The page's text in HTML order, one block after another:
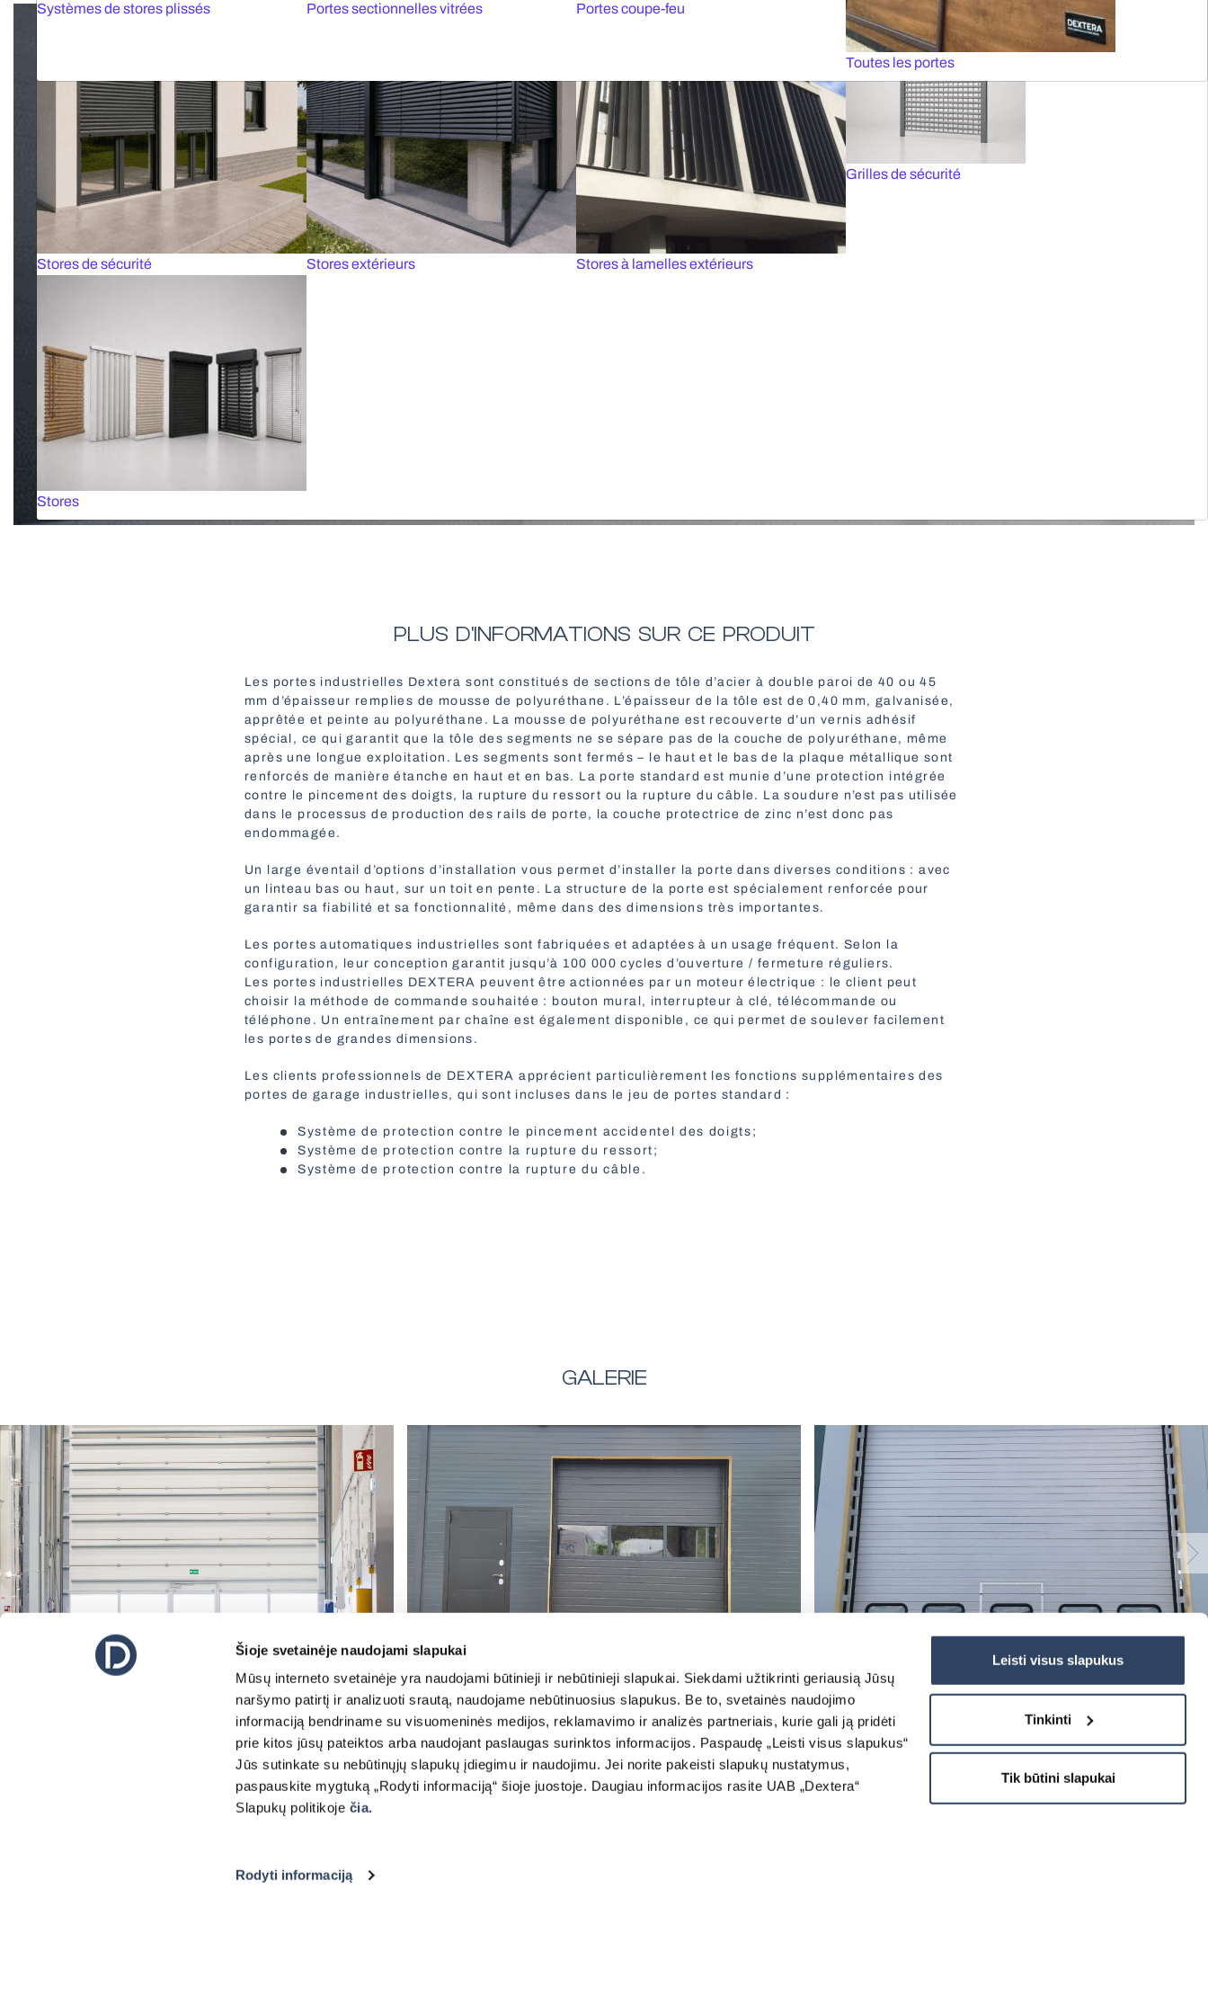
Šioje svetainėje naudojami slapukai
Mūsų interneto svetainėje yra naudojami būtinieji ir nebūtinieji slapukai. Siekdami užtikrinti geriausią Jūsų
naršymo patirtį ir analizuoti srautą, naudojame nebūtinuosius slapukus. Be to, svetainės naudojimo
informaciją bendriname su visuomeninės medijos, reklamavimo ir analizės partneriais, kurie gali ją pridėti
prie kitos jūsų pateiktos arba naudojant paslaugas surinktos informacijos. Paspaudę „Leisti visus slapukus“
Jūs sutinkate su nebūtinųjų slapukų įdiegimu ir naudojimu. Jei norite pakeisti slapukų nustatymus,
paspauskite mygtuką „Rodyti informaciją“ šioje juostoje. Daugiau informacijos rasite UAB „Dextera“
Slapukų politikoje čia.
Rodyti informaciją
Leisti visus slapukus
Tinkinti
Tik būtini slapukai
Stores de sécurité Stores extérieurs Stores à lamelles extérieurs
Grilles de sécurité
Stores
Systèmes de stores plissés Portes sectionnelles vitrées Portes coupe-feu
Toutes les portes
PLUS D'INFORMATIONS SUR CE PRODUIT
Les portes industrielles Dextera sont constitués de sections de tôle d’acier à double paroi de 40 ou 45
mm d’épaisseur remplies de mousse de polyuréthane. L’épaisseur de la tôle est de 0,40 mm, galvanisée,
apprêtée et peinte au polyuréthane. La mousse de polyuréthane est recouverte d’un vernis adhésif
spécial, ce qui garantit que la tôle des segments ne se sépare pas de la couche de polyuréthane, même
après une longue exploitation. Les segments sont fermés – le haut et le bas de la plaque métallique sont
renforcés de manière étanche en haut et en bas. La porte standard est munie d’une protection intégrée
contre le pincement des doigts, la rupture du ressort ou la rupture du câble. La soudure n’est pas utilisée
dans le processus de production des rails de porte, la couche protectrice de zinc n’est donc pas
endommagée.
Un large éventail d’options d’installation vous permet d’installer la porte dans diverses conditions : avec
un linteau bas ou haut, sur un toit en pente. La structure de la porte est spécialement renforcée pour
garantir sa fiabilité et sa fonctionnalité, même dans des dimensions très importantes.
Les portes automatiques industrielles sont fabriquées et adaptées à un usage fréquent. Selon la
configuration, leur conception garantit jusqu’à 100 000 cycles d’ouverture / fermeture réguliers.
Les portes industrielles DEXTERA peuvent être actionnées par un moteur électrique : le client peut
choisir la méthode de commande souhaitée : bouton mural, interrupteur à clé, télécommande ou
téléphone. Un entraînement par chaîne est également disponible, ce qui permet de soulever facilement
les portes de grandes dimensions.
Les clients professionnels de DEXTERA apprécient particulièrement les fonctions supplémentaires des
portes de garage industrielles, qui sont incluses dans le jeu de portes standard :
Système de protection contre le pincement accidentel des doigts;
Système de protection contre la rupture du ressort;
Système de protection contre la rupture du câble.
GALERIE
Politique de cookies
STORES ENROULEURS
Stores à enroulement jour /
STORES EXTÉRIEURS INFORMATIONS UTILES